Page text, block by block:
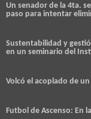
Un senador de la 4ta.
paso para intentar
Sustentabilidad y
en un seminario del
Volcó el acoplado de
Futbol de Ascenso: En